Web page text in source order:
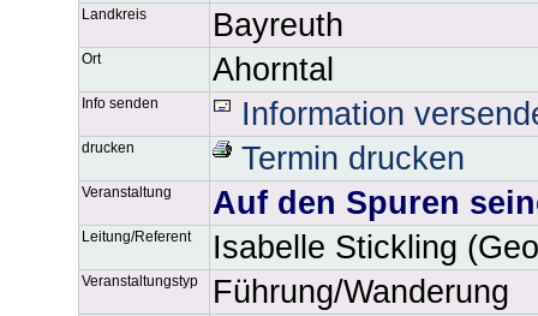
Landkreis Bayreuth
Ort Ahorntal
Info senden Information
drucken Termin drucken
Veranstaltung Auf den Spuren
Leitung/Referent Isabelle Stickling
Veranstaltungstyp Führung/Wanderung